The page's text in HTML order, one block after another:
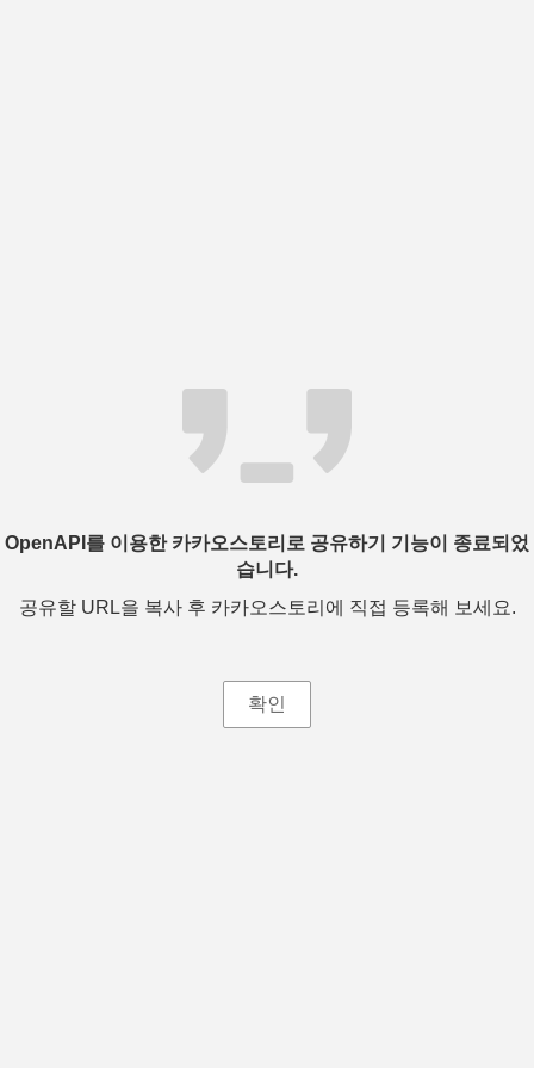
OpenAPI를 이용한 카카오스토리로 공유하기 기능이 종료되었
습니다.
공유할 URL을 복사 후 카카오스토리에 직접 등록해 보세요.
확인